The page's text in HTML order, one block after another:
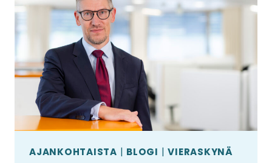
AJANKOHTAISTA | BLOGI |VIERASKYNÄ